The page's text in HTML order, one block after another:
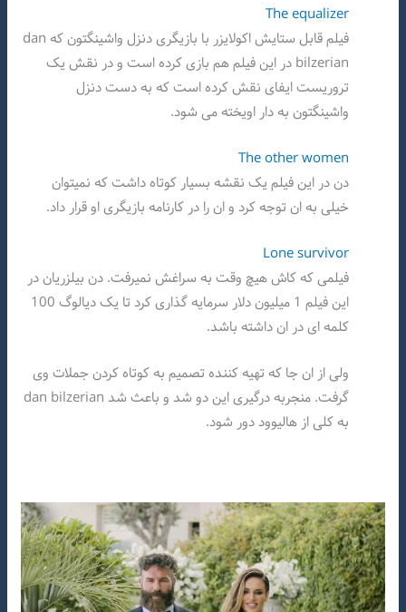
The equalizer
فیلم قابل ستایش اکولایزر با بازیگری دنزل واشینگتون که dan
bilzerian در این فیلم‌ هم بازی کرده است و در نقش یک
تروریست ایفای نقش کرده است که به دست دنزل
واشینگتون به دار اویخته می شود.
The other women
دن در این فیلم یک نقشه بسیار کوتاه داشت که نمیتوان
خیلی به ان توجه کرد و ان را در کارنامه بازیگری او قرار داد.
Lone survivor
فیلمی که کاش هیچ وقت به سراغش نمیرفت. دن بیلزریان در
این فیلم 1 میلیون دلار سرمایه گذاری کرد تا یک دیالوگ 100
کلمه ای در ان داشته باشد.
ولی از ان جا که تهیه کننده تصمیم به کوتاه کردن جملات وی
گرفت. منجربه درگیری این دو شد و باعث شد dan bilzerian
به کلی از هالیوود دور شود.